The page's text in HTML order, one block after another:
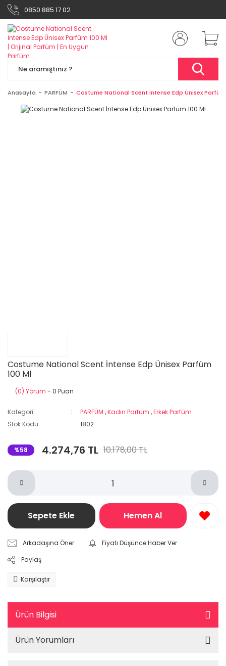
0850 885 17 02
Anasayfa PARFÜM Costume National Scent İntense Edp Ünisex Parfüm
Costume National Scent İntense Edp Ünisex Parfüm
100 Ml
(0) Yorum - 0 Puan
Kategori PARFÜM ,Kadın Parfüm ,Erkek Parfüm
Stok Kodu
1802
%58 4.274,76 TL 10.178,00 TL
Sepete Ekle Hemen Al
Arkadaşına Öner
Fiyatı Düşünce Haber Ver
Paylaş
Karşılaştır
Ürün Bilgisi
Ürün Yorumları